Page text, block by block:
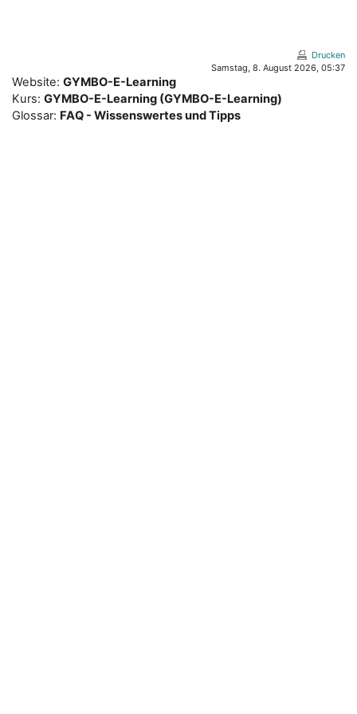
Drucken
Samstag, 8. August 2026, 05:37
Website: GYMBO-E-Learning
Kurs: GYMBO-E-Learning (GYMBO-E-Learning)
Glossar: FAQ - Wissenswertes und Tipps